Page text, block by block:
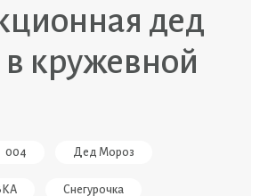
дед
кружевной
004 Дед Мороз
Снегурочка